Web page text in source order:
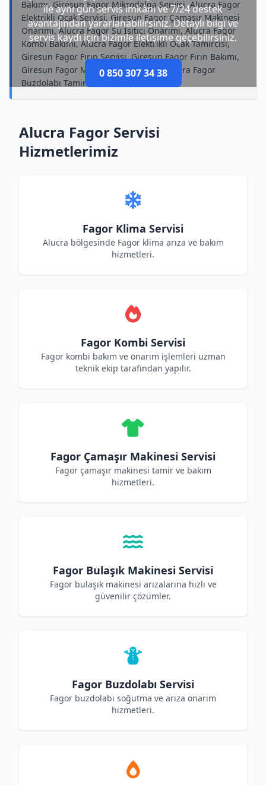
ile aynı gün servis imkânı ve 7/24 destek
avantajından yararlanabilirsiniz. Detaylı bilgi ve
servis kaydı için bizimle iletişime geçebilirsiniz.
0 850 307 34 38
Bakımı, Giresun Fagor Mikrodalga Servisi, Alucra Fagor
Elektrikli Ocak Servisi, Giresun Fagor Çamaşır Makinesi
Onarımı, Alucra Fagor Su Isıtıcı Onarımı, Alucra Fagor
Kombi Bakımı, Alucra Fagor Elektrikli Ocak Tamircisi,
Giresun Fagor Fırın Servisi, Giresun Fagor Fırın Bakımı,
Giresun Fagor Mikrodalga Onarımı, Alucra Fagor
Buzdolabı Tamircisi
Alucra Fagor Servisi
Hizmetlerimiz
Fagor Klima Servisi
Alucra bölgesinde Fagor klima arıza ve bakım
hizmetleri.
Fagor Kombi Servisi
Fagor kombi bakım ve onarım işlemleri uzman
teknik ekip tarafından yapılır.
Fagor Çamaşır Makinesi Servisi
Fagor çamaşır makinesi tamir ve bakım
hizmetleri.
Fagor Bulaşık Makinesi Servisi
Fagor bulaşık makinesi arızalarına hızlı ve
güvenilir çözümler.
Fagor Buzdolabı Servisi
Fagor buzdolabı soğutma ve arıza onarım
hizmetleri.